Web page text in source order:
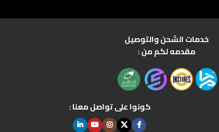
خدمات الشحن والتوصيل
مقدمه لكم من :
كونوا على تواصل معنا :